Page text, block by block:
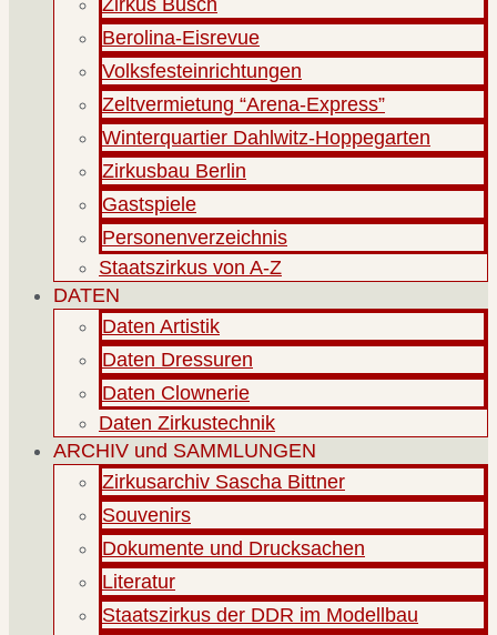
Berolina-Eisrevue
Volksfesteinrichtungen
Zeltvermietung “Arena-Express”
Winterquartier Dahlwitz-Hoppegarten
Zirkusbau Berlin
Gastspiele
Personenverzeichnis
Staatszirkus von A-Z
DATEN
Daten Artistik
Daten Dressuren
Daten Clownerie
Daten Zirkustechnik
ARCHIV und SAMMLUNGEN
Zirkusarchiv Sascha Bittner
Souvenirs
Dokumente und Drucksachen
Literatur
Staatszirkus der DDR im Modellbau